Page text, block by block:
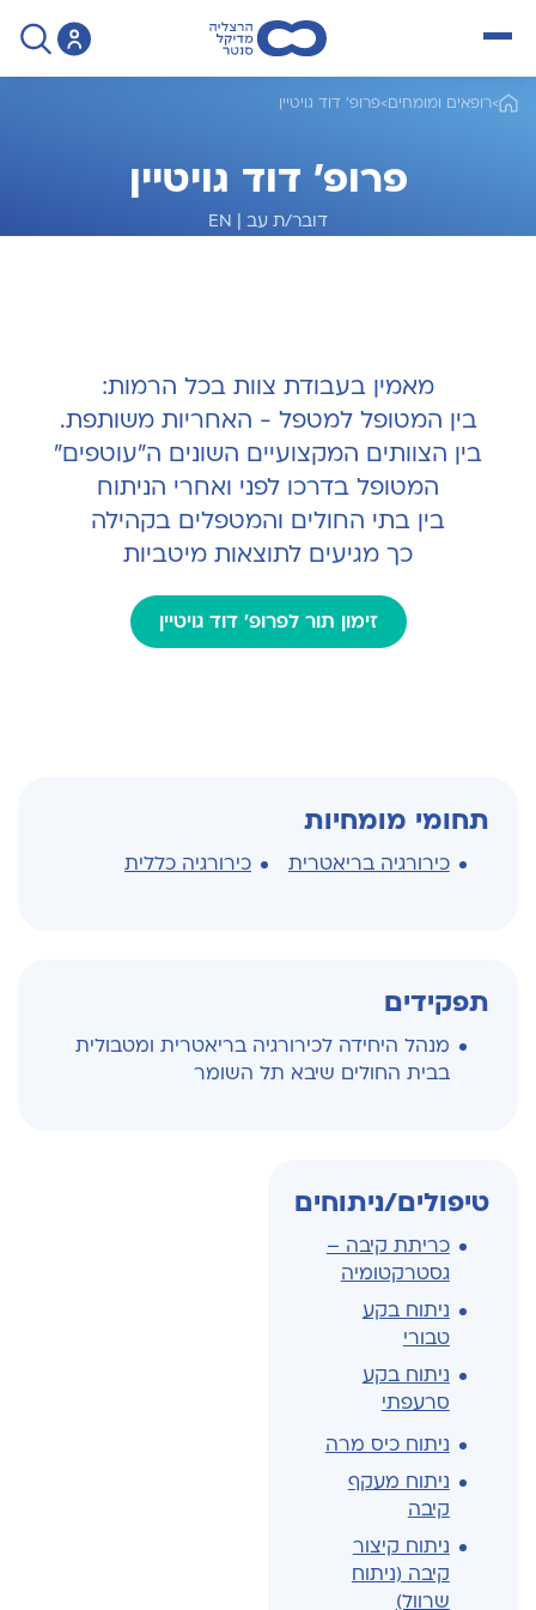
>רופאים ומומחים>פרופ' דוד גויטיין
פרופ' דוד גויטיין
דובר/ת עב |
EN
מאמין בעבודת צוות בכל הרמות:
בין המטופל למטפל - האחריות משותפת.
בין הצוותים המקצועיים השונים ה"עוטפים"
המטופל בדרכו לפני ואחרי הניתוח
בין בתי החולים והמטפלים בקהילה
כך מגיעים לתוצאות מיטביות
זימון תור לפרופ' דוד גויטיין
תחומי מומחיות
כירורגיה בריאטרית כירורגיה כללית
תפקידים
מנהל היחידה לכירורגיה בריאטרית ומטבולית
בבית החולים שיבא תל השומר
טיפולים/ניתוחים
כריתת קיבה –
גסטרקטומיה
ניתוח בקע
טבורי
ניתוח בקע
סרעפתי
ניתוח כיס מרה
ניתוח מעקף
קיבה
ניתוח קיצור
קיבה (ניתוח
שרוול)